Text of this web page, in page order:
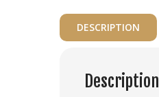
DESCRIPTION
Description